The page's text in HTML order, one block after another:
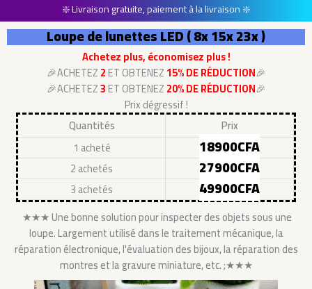
❇️ Livraison gratuite, paiement à la livraison ❇️
Loupe de lunettes LED ( 8x 15x 23x )
Achetez plus, économisez plus !
🎉ACHETEZ2ET OBTENEZ15% DE RÉDUCTION🎉
🎉ACHETEZ3ET OBTENEZ20% DE RÉDUCTION🎉
Prix dégressif !
Quantités
Prix
1 acheté
18900CFA
2 achetés 27900CFA
3 achetés 49900CFA
★★★ Une bonne solution pour inspecter des objets sous une
loupe. Largement utilisé dans le traitement mécanique, la
réparation électronique, l'évaluation des bijoux, la réparation des
montres et la gravure miniature, etc. ;★★★